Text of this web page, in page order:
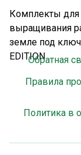
Комплекты для
выращивания
земле под ключ
EDITIONОбратная
Правила
Политика в